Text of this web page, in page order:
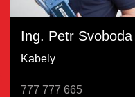
Ing. Petr Svoboda
Kabely
777 777 665